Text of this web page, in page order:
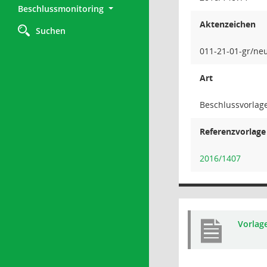
Beschlussmonitoring
Suchen
Aktenzeichen
011-21-01-gr/
Art
Referenzvorlage
2016/1407